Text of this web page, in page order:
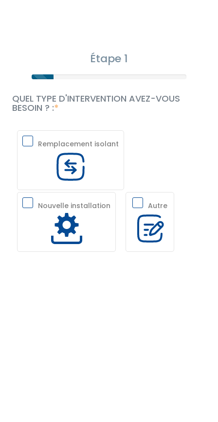
Étape 1
QUEL TYPE D'INTERVENTION AVEZ-VOUS
BESOIN ? :
Remplacement isolant
Nouvelle installation Autre